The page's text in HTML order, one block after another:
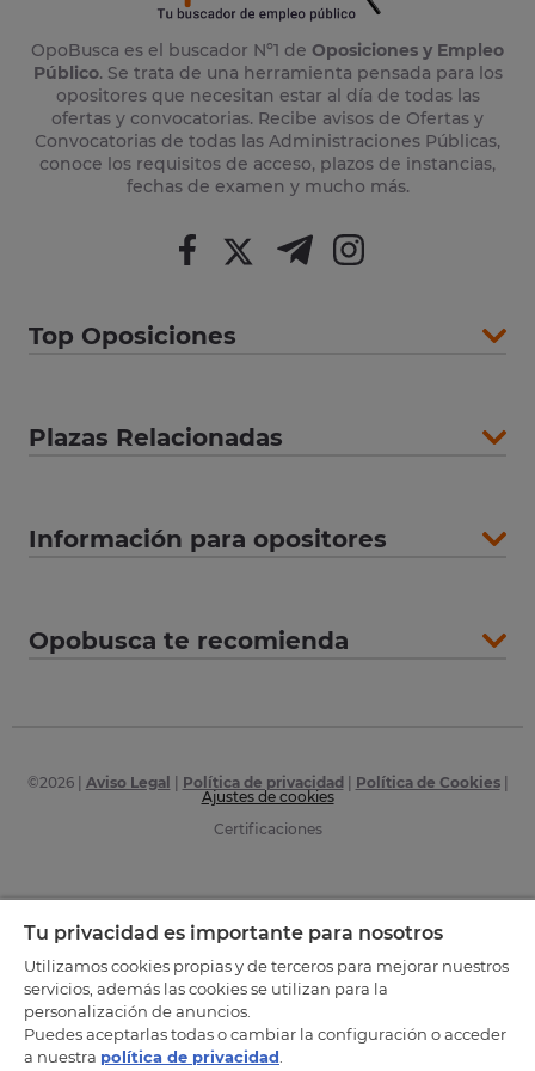
OpoBusca es el buscador Nº1 de Oposiciones y Empleo
Público. Se trata de una herramienta pensada para los
opositores que necesitan estar al día de todas las
ofertas y convocatorias. Recibe avisos de Ofertas y
Convocatorias de todas las Administraciones Públicas,
conoce los requisitos de acceso, plazos de instancias,
fechas de examen y mucho más.
Top Oposiciones
Plazas Relacionadas
Información para opositores
Opobusca te recomienda
©2026| Aviso Legal Política de privacidad Política de Cookies|
Ajustes de cookies
Certificaciones
Tu privacidad es importante para nosotros
Utilizamos cookies propias y de terceros para mejorar nuestros
servicios, además las cookies se utilizan para la
personalización de anuncios.
Puedes aceptarlas todas o cambiar la configuración o acceder
a nuestra política de privacidad